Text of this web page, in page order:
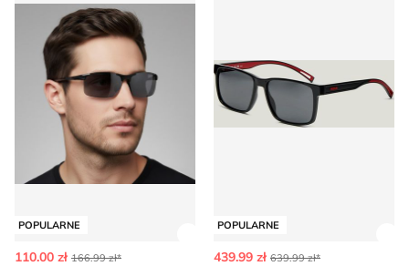
POPULARNE
110.00 zł 166.99 zł*
POPULARNE
439.99 zł 639.99 zł*